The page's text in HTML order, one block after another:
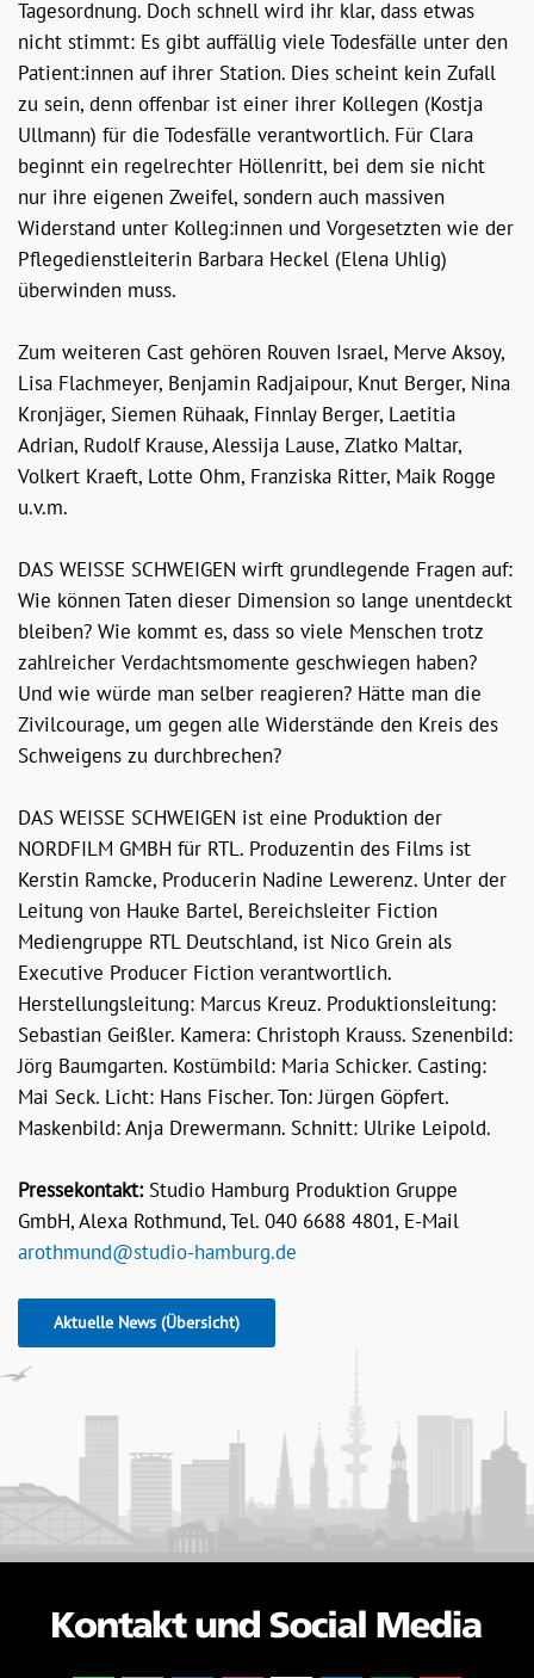
Tagesordnung. Doch schnell wird ihr klar, dass etwas
nicht stimmt: Es gibt auffällig viele Todesfälle unter den
Patient:innen auf ihrer Station. Dies scheint kein Zufall
zu sein, denn offenbar ist einer ihrer Kollegen (Kostja
Ullmann) für die Todesfälle verantwortlich. Für Clara
beginnt ein regelrechter Höllenritt, bei dem sie nicht
nur ihre eigenen Zweifel, sondern auch massiven
Widerstand unter Kolleg:innen und Vorgesetzten wie der
Pflegedienstleiterin Barbara Heckel (Elena Uhlig)
überwinden muss.
Zum weiteren Cast gehören Rouven Israel, Merve Aksoy,
Lisa Flachmeyer, Benjamin Radjaipour, Knut Berger, Nina
Kronjäger, Siemen Rühaak, Finnlay Berger, Laetitia
Adrian, Rudolf Krause, Alessija Lause, Zlatko Maltar,
Volkert Kraeft, Lotte Ohm, Franziska Ritter, Maik Rogge
u.v.m.
DAS WEISSE SCHWEIGEN wirft grundlegende Fragen auf:
Wie können Taten dieser Dimension so lange unentdeckt
bleiben? Wie kommt es, dass so viele Menschen trotz
zahlreicher Verdachtsmomente geschwiegen haben?
Und wie würde man selber reagieren? Hätte man die
Zivilcourage, um gegen alle Widerstände den Kreis des
Schweigens zu durchbrechen?
DAS WEISSE SCHWEIGEN ist eine Produktion der
NORDFILM GMBH für RTL. Produzentin des Films ist
Kerstin Ramcke, Producerin Nadine Lewerenz. Unter der
Leitung von Hauke Bartel, Bereichsleiter Fiction
Mediengruppe RTL Deutschland, ist Nico Grein als
Executive Producer Fiction verantwortlich.
Herstellungsleitung: Marcus Kreuz. Produktionsleitung:
Sebastian Geißler. Kamera: Christoph Krauss. Szenenbild:
Jörg Baumgarten. Kostümbild: Maria Schicker. Casting:
Mai Seck. Licht: Hans Fischer. Ton: Jürgen Göpfert.
Maskenbild: Anja Drewermann. Schnitt: Ulrike Leipold.
Pressekontakt:Studio Hamburg Produktion Gruppe
GmbH, Alexa Rothmund, Tel. 040 6688 4801, E-Mail
arothmund@studio-hamburg.de
Aktuelle News (Übersicht)